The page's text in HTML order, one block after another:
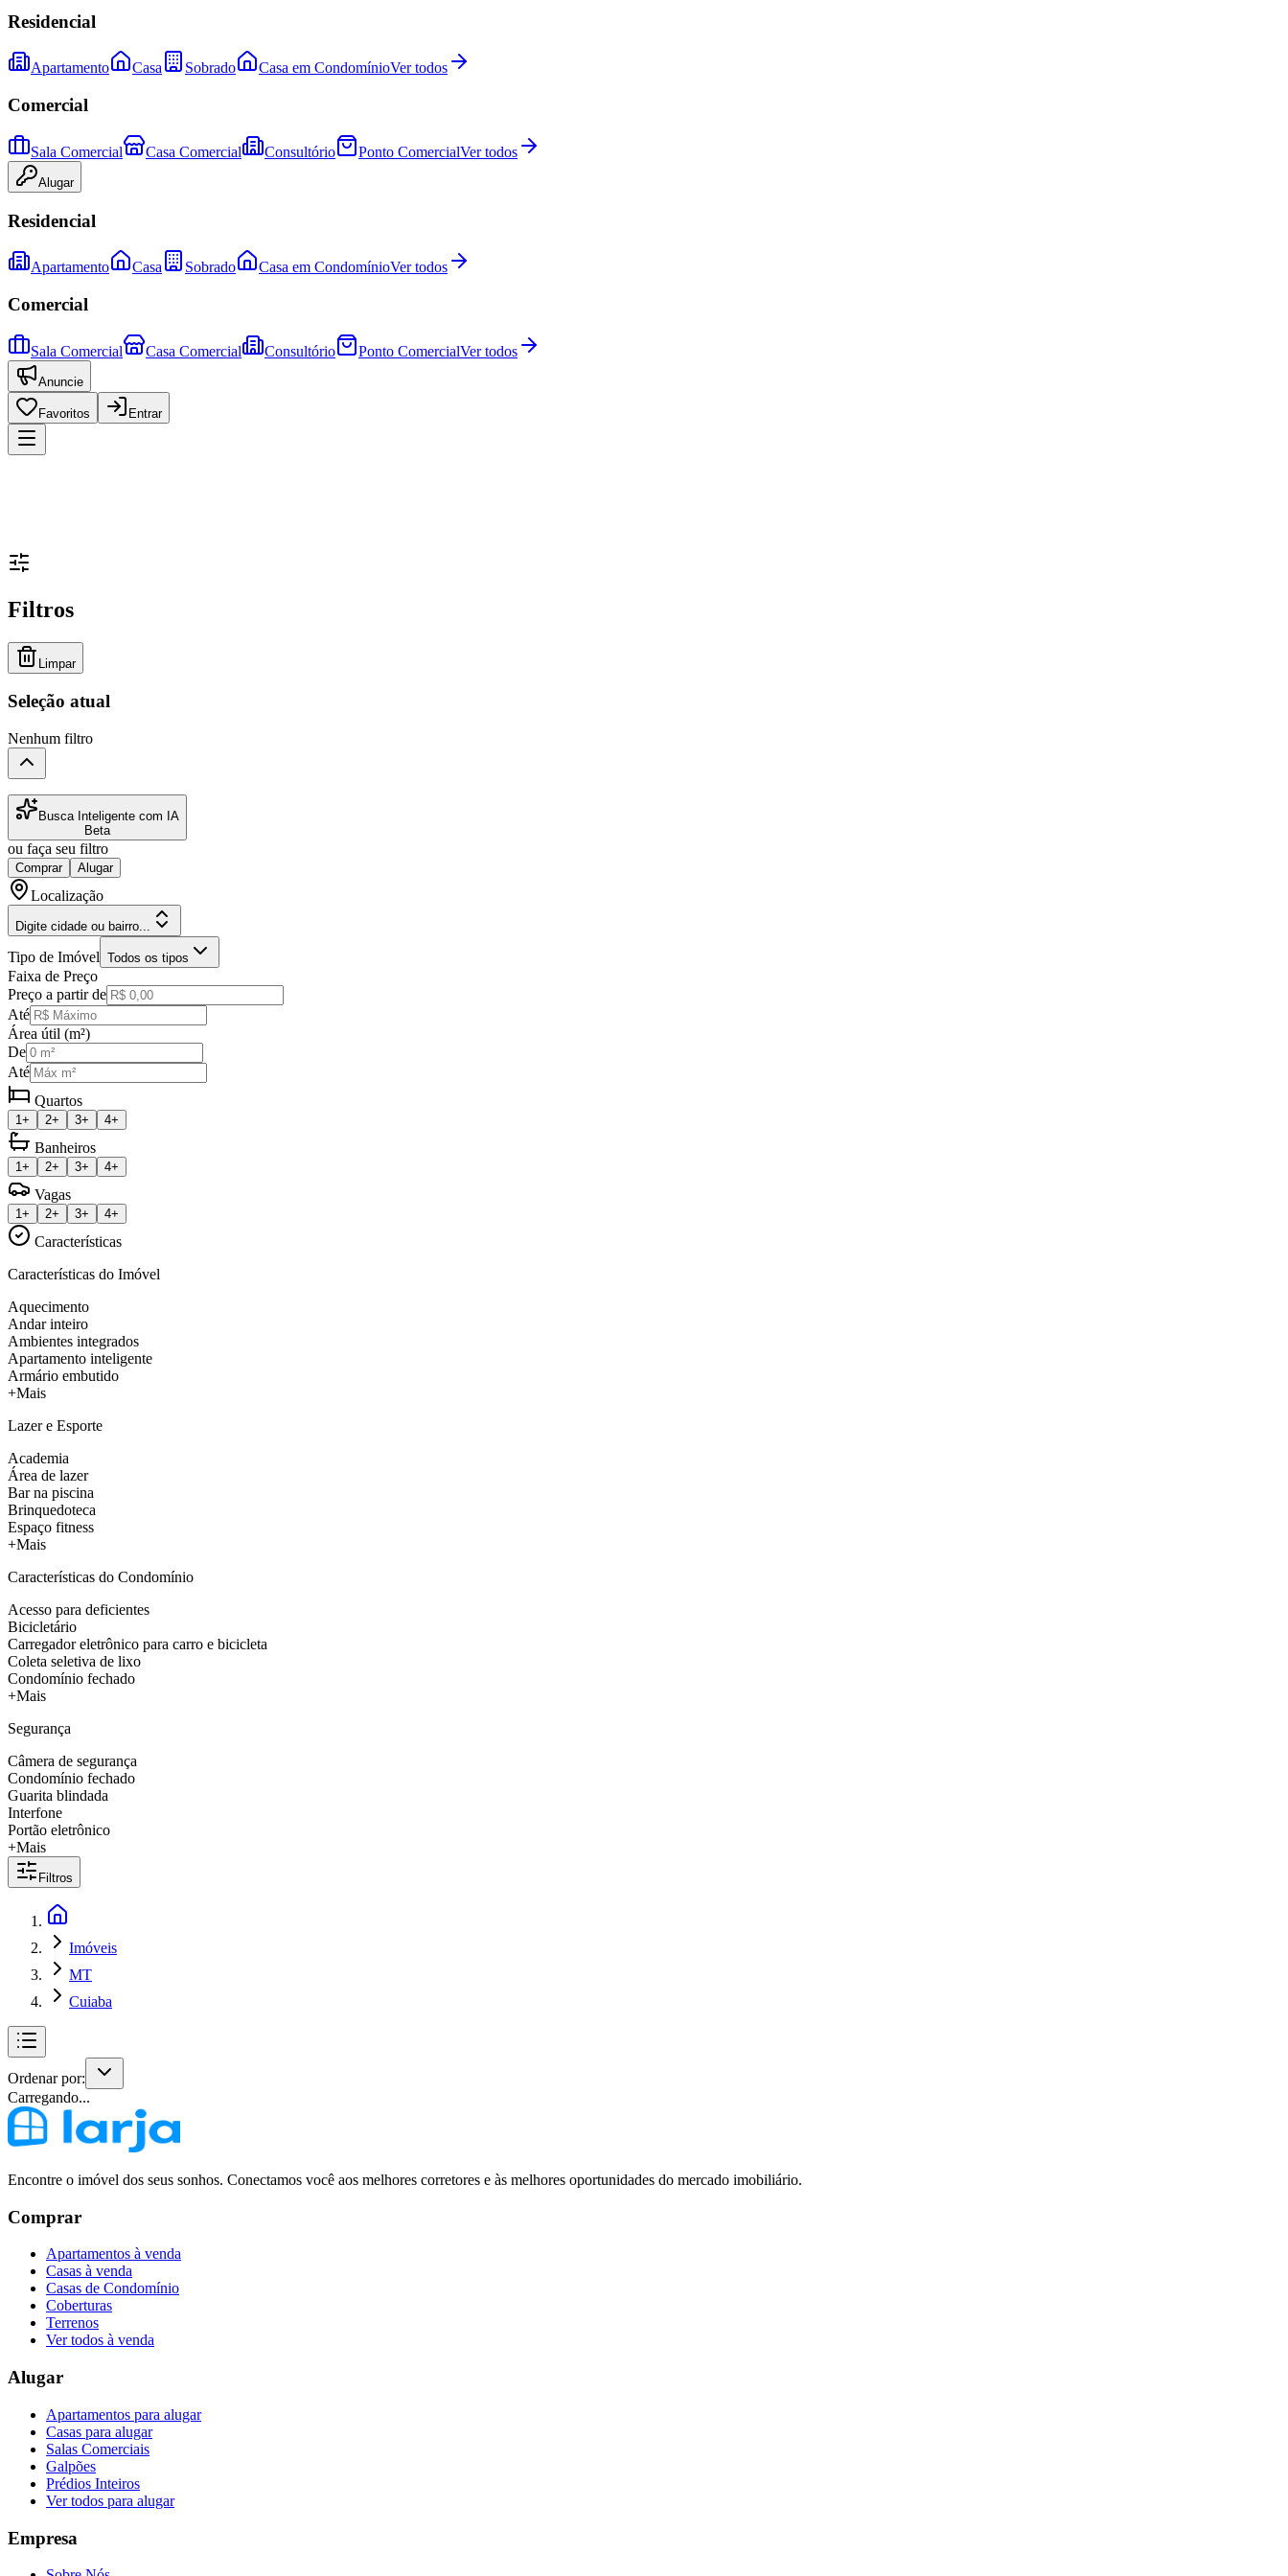
Residencial
Apartamento Casa Sobrado Casa em CondomínioVer todos
Comercial
Sala Comercial Casa Comercial Consultório Ponto ComercialVer todos
Alugar
Residencial
Apartamento Casa Sobrado Casa em CondomínioVer todos
Comercial
Sala Comercial Casa Comercial Consultório Ponto ComercialVer todos
Anuncie
Favoritos Entrar
Filtros
Limpar
Seleção atual
Nenhum filtro
Busca Inteligente com IA
Beta
ou faça seu filtro
Comprar Alugar
Localização
Digite cidade ou bairro...
Tipo de Imóvel Todos os tipos
Faixa de Preço
Preço a partir de
Até
Área útil (m²)
De
Até
Quartos
1+ 2+ 3+ 4+
Banheiros
1+ 2+ 3+ 4+
Vagas
1+ 2+ 3+ 4+
Características
Características do Imóvel
Aquecimento
Andar inteiro
Ambientes integrados
Apartamento inteligente
Armário embutido
+Mais
Lazer e Esporte
Academia
Área de lazer
Bar na piscina
Brinquedoteca
Espaço fitness
+Mais
Características do Condomínio
Acesso para deficientes
Bicicletário
Carregador eletrônico para carro e bicicleta
Coleta seletiva de lixo
Condomínio fechado
+Mais
Segurança
Câmera de segurança
Condomínio fechado
Guarita blindada
Interfone
Portão eletrônico
+Mais
Filtros
Imóveis
MT
Cuiaba
Ordenar por:
Carregando...
Encontre o imóvel dos seus sonhos. Conectamos você aos melhores corretores e às melhores oportunidades do mercado imobiliário.
Comprar
Apartamentos à venda
Casas à venda
Casas de Condomínio
Coberturas
Terrenos
Ver todos à venda
Alugar
Apartamentos para alugar
Casas para alugar
Salas Comerciais
Galpões
Prédios Inteiros
Ver todos para alugar
Empresa